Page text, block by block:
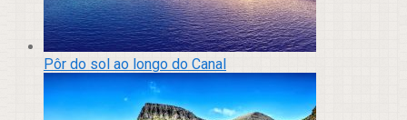
Pôr do sol ao longo do Canal